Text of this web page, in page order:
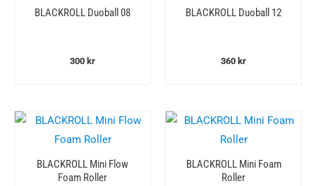
BLACKROLL Duoball 08
300 kr
BLACKROLL Duoball 12
360 kr
BLACKROLL Mini Flow
Foam Roller
BLACKROLL Mini Foam
Roller